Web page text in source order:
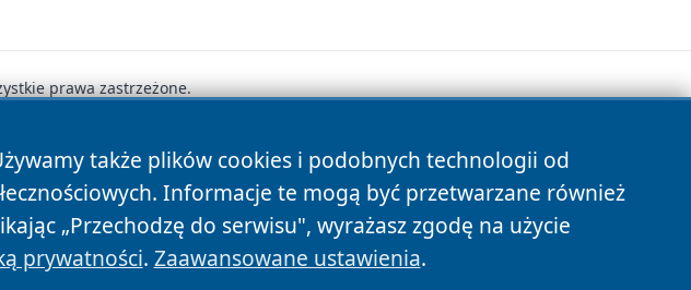
także plików cookies i podobnych technologii od
Informacje te mogą być przetwarzane również
„Przechodzę do serwisu", wyrażasz zgodę na użycie
prywatności. Zaawansowane ustawienia.
prawa zastrzeżone.
Polityka Cookies